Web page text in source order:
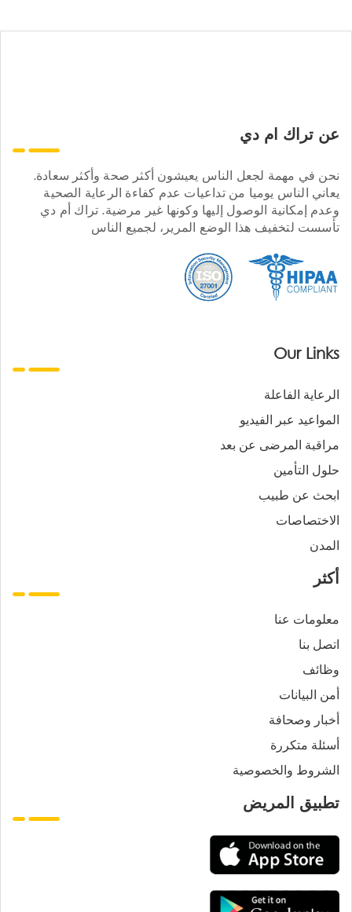
عن تراك ام دي
نحن في مهمة لجعل الناس يعيشون أكثر صحة وأكثر سعادة.
يعاني الناس يوميا من تداعيات عدم كفاءة الرعاية الصحية
وعدم إمكانية الوصول إليها وكونها غير مرضية. تراك أم دي
تأسست لتخفيف هذا الوضع المرير، لجميع الناس
Our Links
الرعاية الفاعلة
المواعيد عبر الفيديو
مراقبة المرضى عن بعد
حلول التأمين
ابحث عن طبيب
الاختصاصات
المدن
أكثر
معلومات عنا
اتصل بنا
وظائف
أمن البيانات
أخبار وصحافة
أسئلة متكررة
الشروط والخصوصية
تطبيق المريض